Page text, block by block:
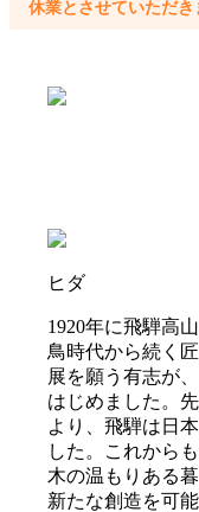
休業とさせていただき
ヒダ
1920年に飛騨高
鳥時代から続く
展を願う有志が
はじめました。
より、飛騨は日
した。これから
木の温もりある
新たな創造を可